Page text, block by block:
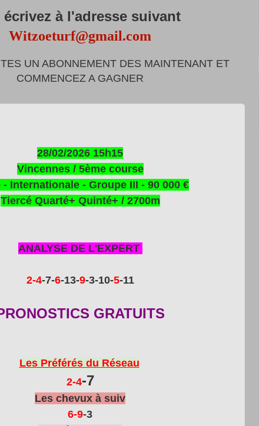
écrivez à l'adresse suivant
Witzoeturf@gmail.com
UN ABONNEMENT DES MAINTENANT ET
COMMENCEZ A GAGNER
28/02/2026 15h15
Vincennes / 5èmecourse
- Internationale - Groupe III - 90 000 €
Tiercé Quarté+ Quinté+ / 2700m
ANALYSE DE L'EXPERT
2-4-7-6-13-9-3-10-5-11
GRATUITS
Les Préférés du Réseau
2-4-7
Les chevux à suiv
6-9-3